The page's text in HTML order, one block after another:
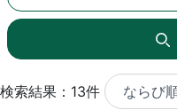
検索結果：13件